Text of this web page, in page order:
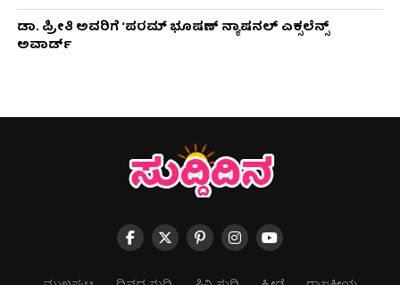
ಡಾ. ಪ್ರೀತಿ ಅವರಿಗೆ ‘ಪರಮ್ ಭೂಷಣ್ ನ್ಯಾಷನಲ್ ಎಕ್ಸಲೆನ್ಸ್
ಅವಾರ್ಡ್